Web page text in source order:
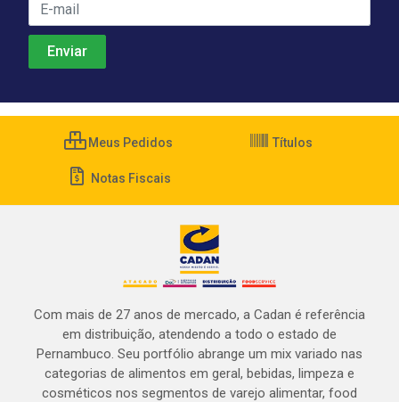
Meus Pedidos Títulos
Notas Fiscais
Com mais de 27 anos de mercado, a Cadan é referência
em distribuição, atendendo a todo o estado de
Pernambuco. Seu portfólio abrange um mix variado nas
categorias de alimentos em geral, bebidas, limpeza e
cosméticos nos segmentos de varejo alimentar, food